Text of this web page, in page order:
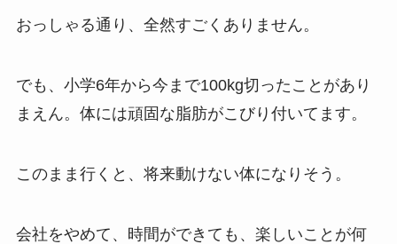
おっしゃる通り、全然すごくありません。
でも、小学6年から今まで100kg切ったことがあり
まえん。体には頑固な脂肪がこびり付いてます。
このまま行くと、将来動けない体になりそう。
会社をやめて、時間ができても、楽しいことが何